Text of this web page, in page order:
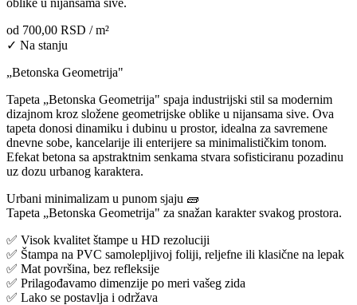
od 700,00 RSD / m²
✓ Na stanju
„Betonska Geometrija"
Tapeta „Betonska Geometrija" spaja industrijski stil sa modernim
dizajnom kroz složene geometrijske oblike u nijansama sive. Ova
tapeta donosi dinamiku i dubinu u prostor, idealna za savremene
dnevne sobe, kancelarije ili enterijere sa minimalističkim tonom.
Efekat betona sa apstraktnim senkama stvara sofisticiranu pozadinu
uz dozu urbanog karaktera.
Urbani minimalizam u punom sjaju 🧱
Tapeta „Betonska Geometrija" za snažan karakter svakog prostora.
✅ Visok kvalitet štampe u HD rezoluciji
✅ Štampa na PVC samolepljivoj foliji, reljefne ili klasične na lepak
✅ Mat površina, bez refleksije
✅ Prilagođavamo dimenzije po meri vašeg zida
✅ Lako se postavlja i održava